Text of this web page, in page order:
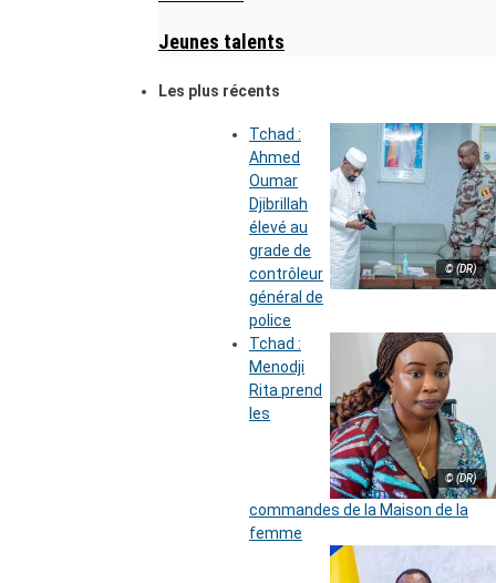
Jeunes talents
Les plus récents
© (DR)
Tchad :
Ahmed
Oumar
Djibrillah
élevé au
grade de
contrôleur
général de
police
© (DR)
Tchad :
Menodji
Rita prend
les
commandes de la Maison de la
femme